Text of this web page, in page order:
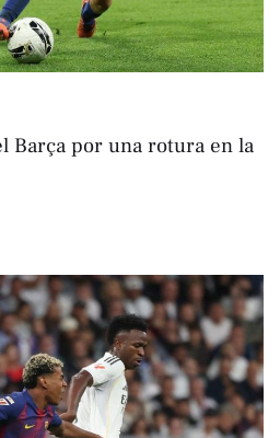
Barça por una rotura en la